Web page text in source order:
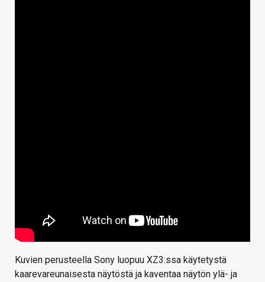
Kuvien perusteella Sony luopuu XZ3:ssa käytetystä
kaarevareunaisesta näytöstä ja kaventaa näytön ylä- ja